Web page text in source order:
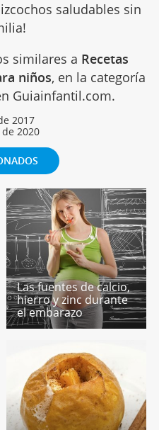
saludables sin
similares a Recetas
niños, en la categoría
Guiainfantil.com.
2017
2020
Las fuentes de calcio,
hierro y zinc durante
el embarazo